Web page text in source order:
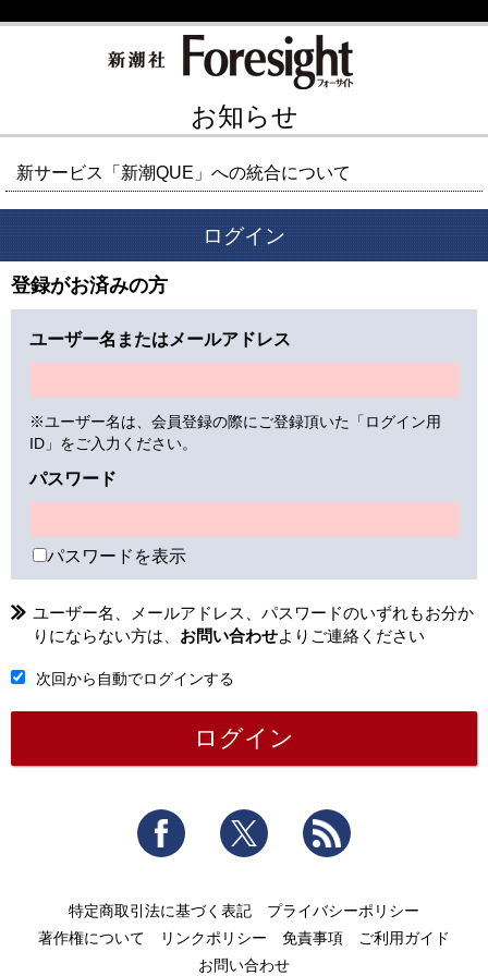
お知らせ
新サービス「新潮QUE」への統合について
ログイン
登録がお済みの方
ユーザー名またはメールアドレス
※ユーザー名は、会員登録の際にご登録頂いた「ログイン用
ID」をご入力ください。
パスワード
パスワードを表示
ユーザー名、メールアドレス、パスワードのいずれもお分か
りにならない方は、 お問い合わせよりご連絡ください
次回から自動でログインする
Facebook Twitter
特定商取引法に基づく表記
プライバシーポリシー
著作権について
リンクポリシー 免責事項
ご利用ガイド
お問い合わせ